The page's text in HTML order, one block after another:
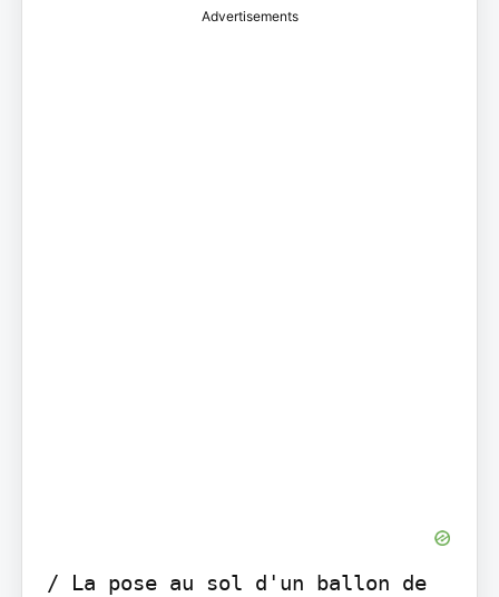
Advertisements
/ La pose au sol d'un ballon de